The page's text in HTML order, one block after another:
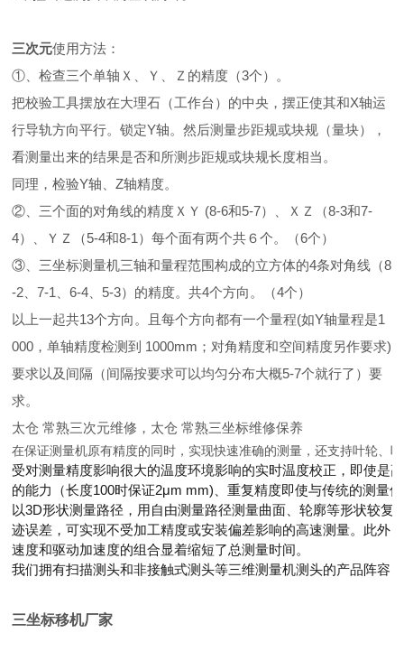
三次元使用方法：
①、检查三个单轴Ｘ、Ｙ、Ｚ的精度（3个）。
把校验工具摆放在大理石（工作台）的中央，摆正使其和X轴运
行导轨方向平行。锁定Y轴。然后测量步距规或块规（量块），
看测量出来的结果是否和所测步距规或块规长度相当。
同理，检验Y轴、Z轴精度。
②、三个面的对角线的精度ＸＹ (8-6和5-7）、ＸＺ（8-3和7-
4）、ＹＺ（5-4和8-1）每个面有两个共６个。（6个）
③、三坐标测量机三轴和量程范围构成的立方体的4条对角线（8
-2、7-1、6-4、5-3）的精度。共4个方向。（4个）
以上一起共13个方向。且每个方向都有一个量程(如Y轴量程是1
000，单轴精度检测到 1000mm；对角精度和空间精度另作要求)
要求以及间隔（间隔按要求可以均匀分布大概5-7个就行了）要
求。
太仓 常熟三次元维修，太仓 常熟三坐标维修保养
在保证测量机原有精度的同时，实现快速准确的测量，还支持叶轮、
受对测量精度影响很大的温度环境影响的实时温度校正，即使是
的能力（长度100时保证2μm mm)、重复精度即使与传统的测量
以3D形状测量路径，用自由测量路径测量曲面、轮廓等形状较
迹误差，可实现不受加工精度或安装偏差影响的高速测量。此外
速度和驱动加速度的组合显着缩短了总测量时间。
我们拥有扫描测头和非接触式测头等三维测量机测头的产品阵容
三坐标移机厂家